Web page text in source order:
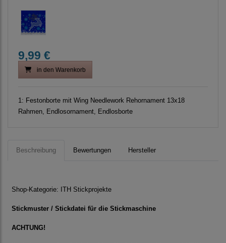
9,99 €
in den Warenkorb
1: Festonborte mit Wing Needlework Rehornament 13x18
Rahmen, Endlosornament, Endlosborte
Beschreibung Bewertungen Hersteller
Shop-Kategorie: ITH Stickprojekte
Stickmuster / Stickdatei für die Stickmaschine
ACHTUNG!